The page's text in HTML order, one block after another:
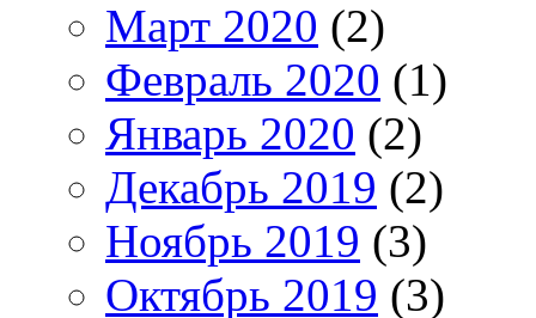
Март 2020 (2)
Февраль 2020 (1)
Январь 2020 (2)
Декабрь 2019 (2)
Ноябрь 2019 (3)
Октябрь 2019 (3)